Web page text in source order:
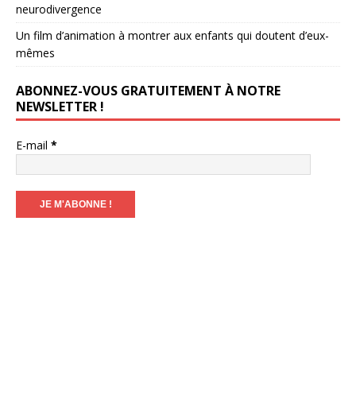
neurodivergence
Un film d’animation à montrer aux enfants qui doutent d’eux-
mêmes
ABONNEZ-VOUS GRATUITEMENT À NOTRE
NEWSLETTER !
E-mail *